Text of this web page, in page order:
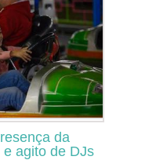
da
agito de DJs